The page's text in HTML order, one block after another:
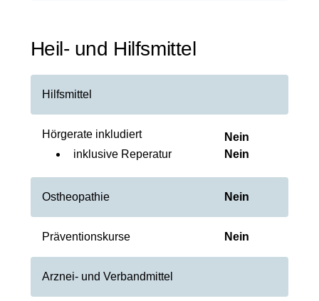
Heil- und Hilfsmittel
Hilfsmittel
Hörgerate inkludiert
inklusive Reperatur
Nein
Nein
Ostheopathie Nein
Präventionskurse Nein
Arznei- und Verbandmittel